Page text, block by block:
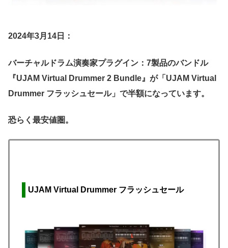
2024年3月14日：
バーチャルドラム演奏家プラグイン：7製品のバンドル
『UJAM Virtual Drummer 2 Bundle』が「UJAM Virtual
Drummer フラッシュセール」で半額になっています。
恐らく最安値圏。
UJAM Virtual Drummer フラッシュセール